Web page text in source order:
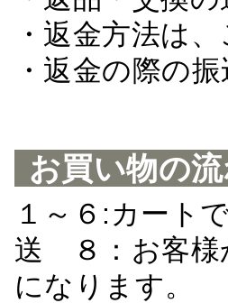
・返金方法は
・返金の際の
お買い物の
１～６:カート
送 ８：お客様
になります。